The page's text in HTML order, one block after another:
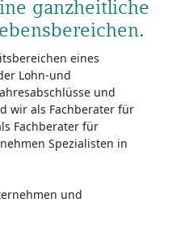
ganzheitliche
eines
Lohn-und
und
wir als Fachberater für
Fachberater für
Spezialisten in
und